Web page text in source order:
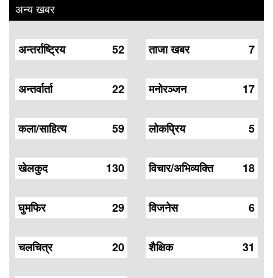
अन्य खबर
52
अन्तर्राष्ट्रिय
22
अन्तर्वार्ता
59
कला/साहित्य
130
खेलकुद
29
घुमफिर
20
चलचित्र
7
ताजा खबर
17
मनोरञ्जन
5
लोकप्रिय
18
विचार/अभिव्यक्ति
6
विजनेस
31
शैक्षिक